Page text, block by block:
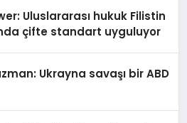
Uluslararası hukuk Filistin
çifte standart uyguluyor
Ukrayna savaşı bir ABD